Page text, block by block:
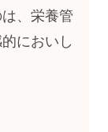
、栄養管
においし